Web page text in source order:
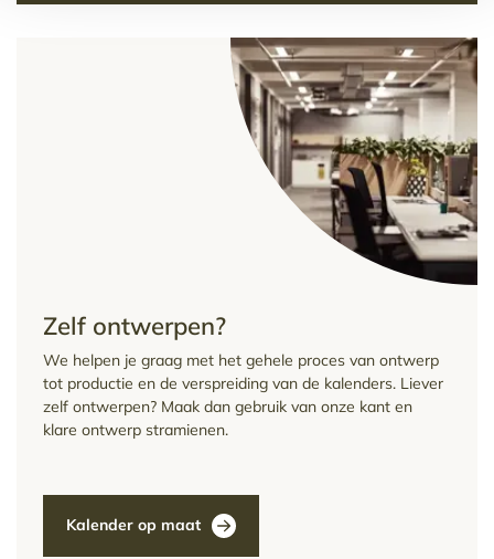
Zelf ontwerpen?
We helpen je graag met het gehele proces van ontwerp
tot productie en de verspreiding van de kalenders. Liever
zelf ontwerpen? Maak dan gebruik van onze kant en
klare ontwerp stramienen.
Kalender op maat